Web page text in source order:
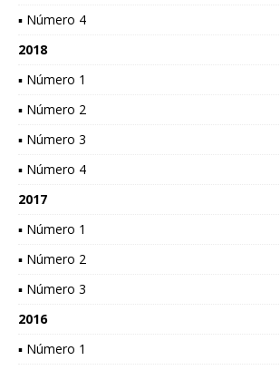
▪ Número 4
2018
▪ Número 1
▪ Número 2
▪ Número 3
▪ Número 4
2017
▪ Número 1
▪ Número 2
▪ Número 3
2016
▪ Número 1